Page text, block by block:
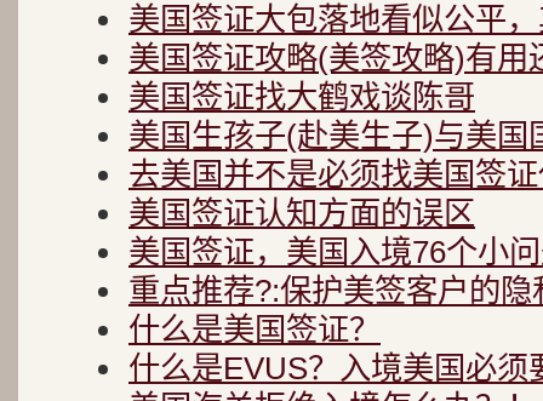
美国签证大包落地看似公平
美国签证攻略(美签攻略)有用
美国签证找大鹤戏谈陈哥
美国生孩子(赴美生子)与美国
去美国并不是必须找美国签
美国签证认知方面的误区
美国签证，美国入境76个小
重点推荐?:保护美签客户的隐
什么是美国签证？
什么是EVUS？入境美国必须